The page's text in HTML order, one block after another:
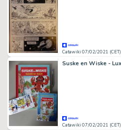
Catawiki 07/02/2021 (CET)
Catawiki 07/02/2021 (CET)